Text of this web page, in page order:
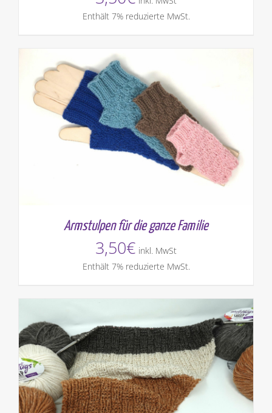
Enthält 7% reduzierte MwSt.
Armstulpen für die ganze Familie
3,50€ inkl. MwSt
Enthält 7% reduzierte MwSt.